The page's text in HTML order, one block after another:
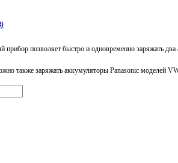
прибор позволяет быстро и одновременно заряжать
также заряжать аккумуляторы Panasonic моделей